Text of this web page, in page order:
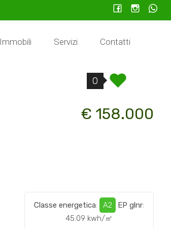
Immobili Servizi Contatti
0
€ 158.000
Classe energetica: A2 EP glnr:
45.09 kwh/㎡